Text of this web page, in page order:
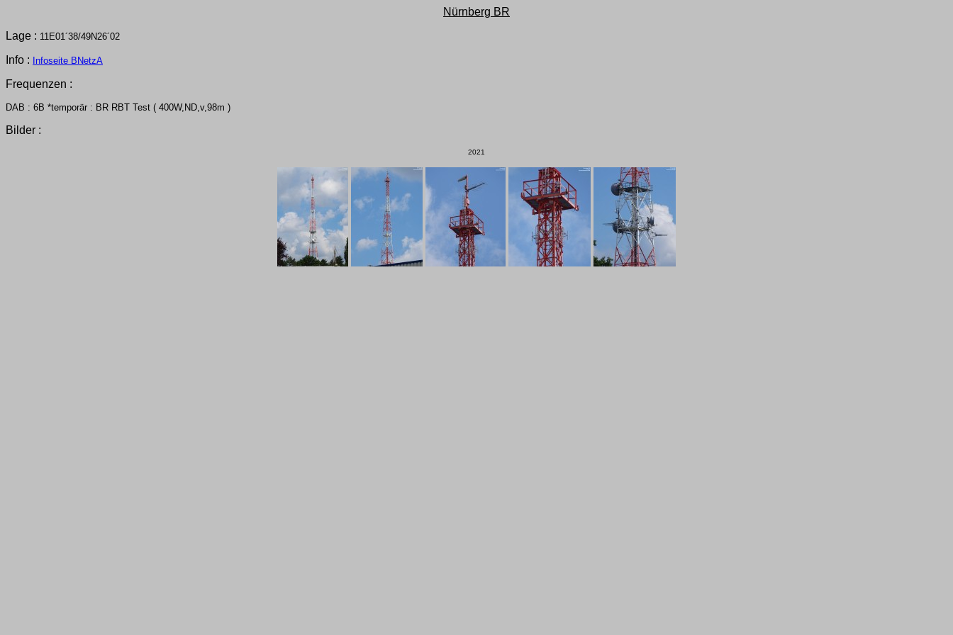
Nürnberg BR
Lage : 11E01´38/49N26´02
Info : Infoseite BNetzA
Frequenzen :
DAB : 6B *temporär : BR RBT Test ( 400W,ND,v,98m )
Bilder :
2021